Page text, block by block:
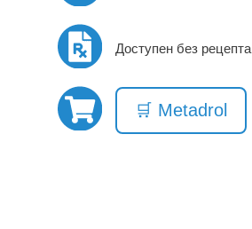
Доступен без рецепта
🛒 Metadrol